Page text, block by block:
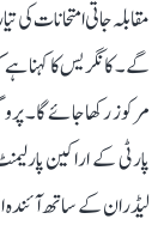
مقابلہ جاتی امتحانات
گے۔ کانگریس کا کہنا
مرکوز رکھا جائے گا۔
پارٹی کے اراکین
لیڈران کے ساتھ